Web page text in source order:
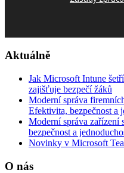
Aktuálně
Jak Microsoft Intune
zajišťuje bezpečí žáků
Moderní správa
Efektivita, bezpečnost a
Moderní správa
bezpečnost a
Novinky v Microsoft
O nás